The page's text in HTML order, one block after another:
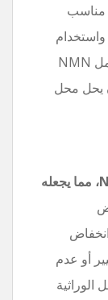
مناسب
واستخدام
العلاجات المعتمدة من أطباء الجلدية. قد يعمل NMN
يحل محل
لن يحصل الجميع على نفس النتائج مع NMN، مما يجعله
أو عدم